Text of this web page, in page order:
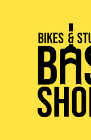
BIKES & STUFF